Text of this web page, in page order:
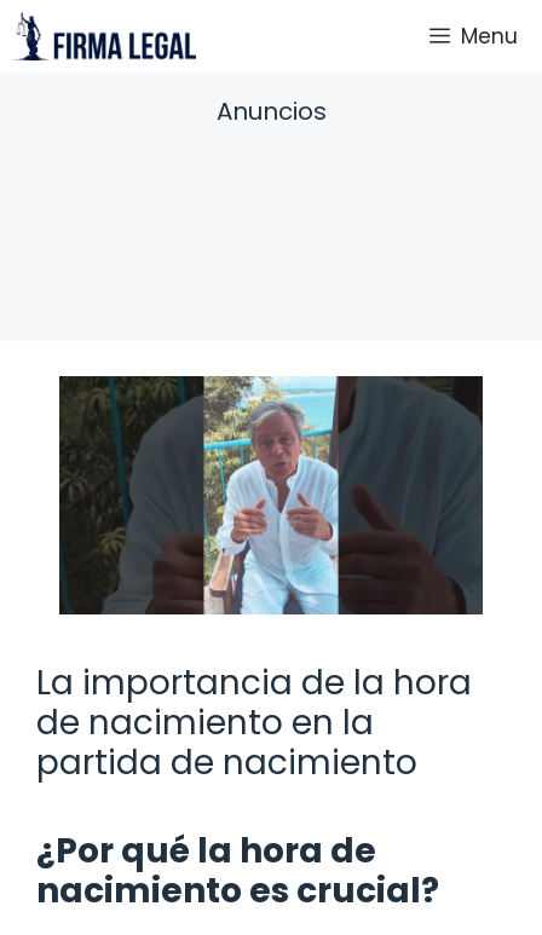
Saltar
al
Menu
Anuncios
La importancia de la hora
de nacimiento en la
partida de nacimiento
¿Por qué la hora de
nacimiento es crucial?